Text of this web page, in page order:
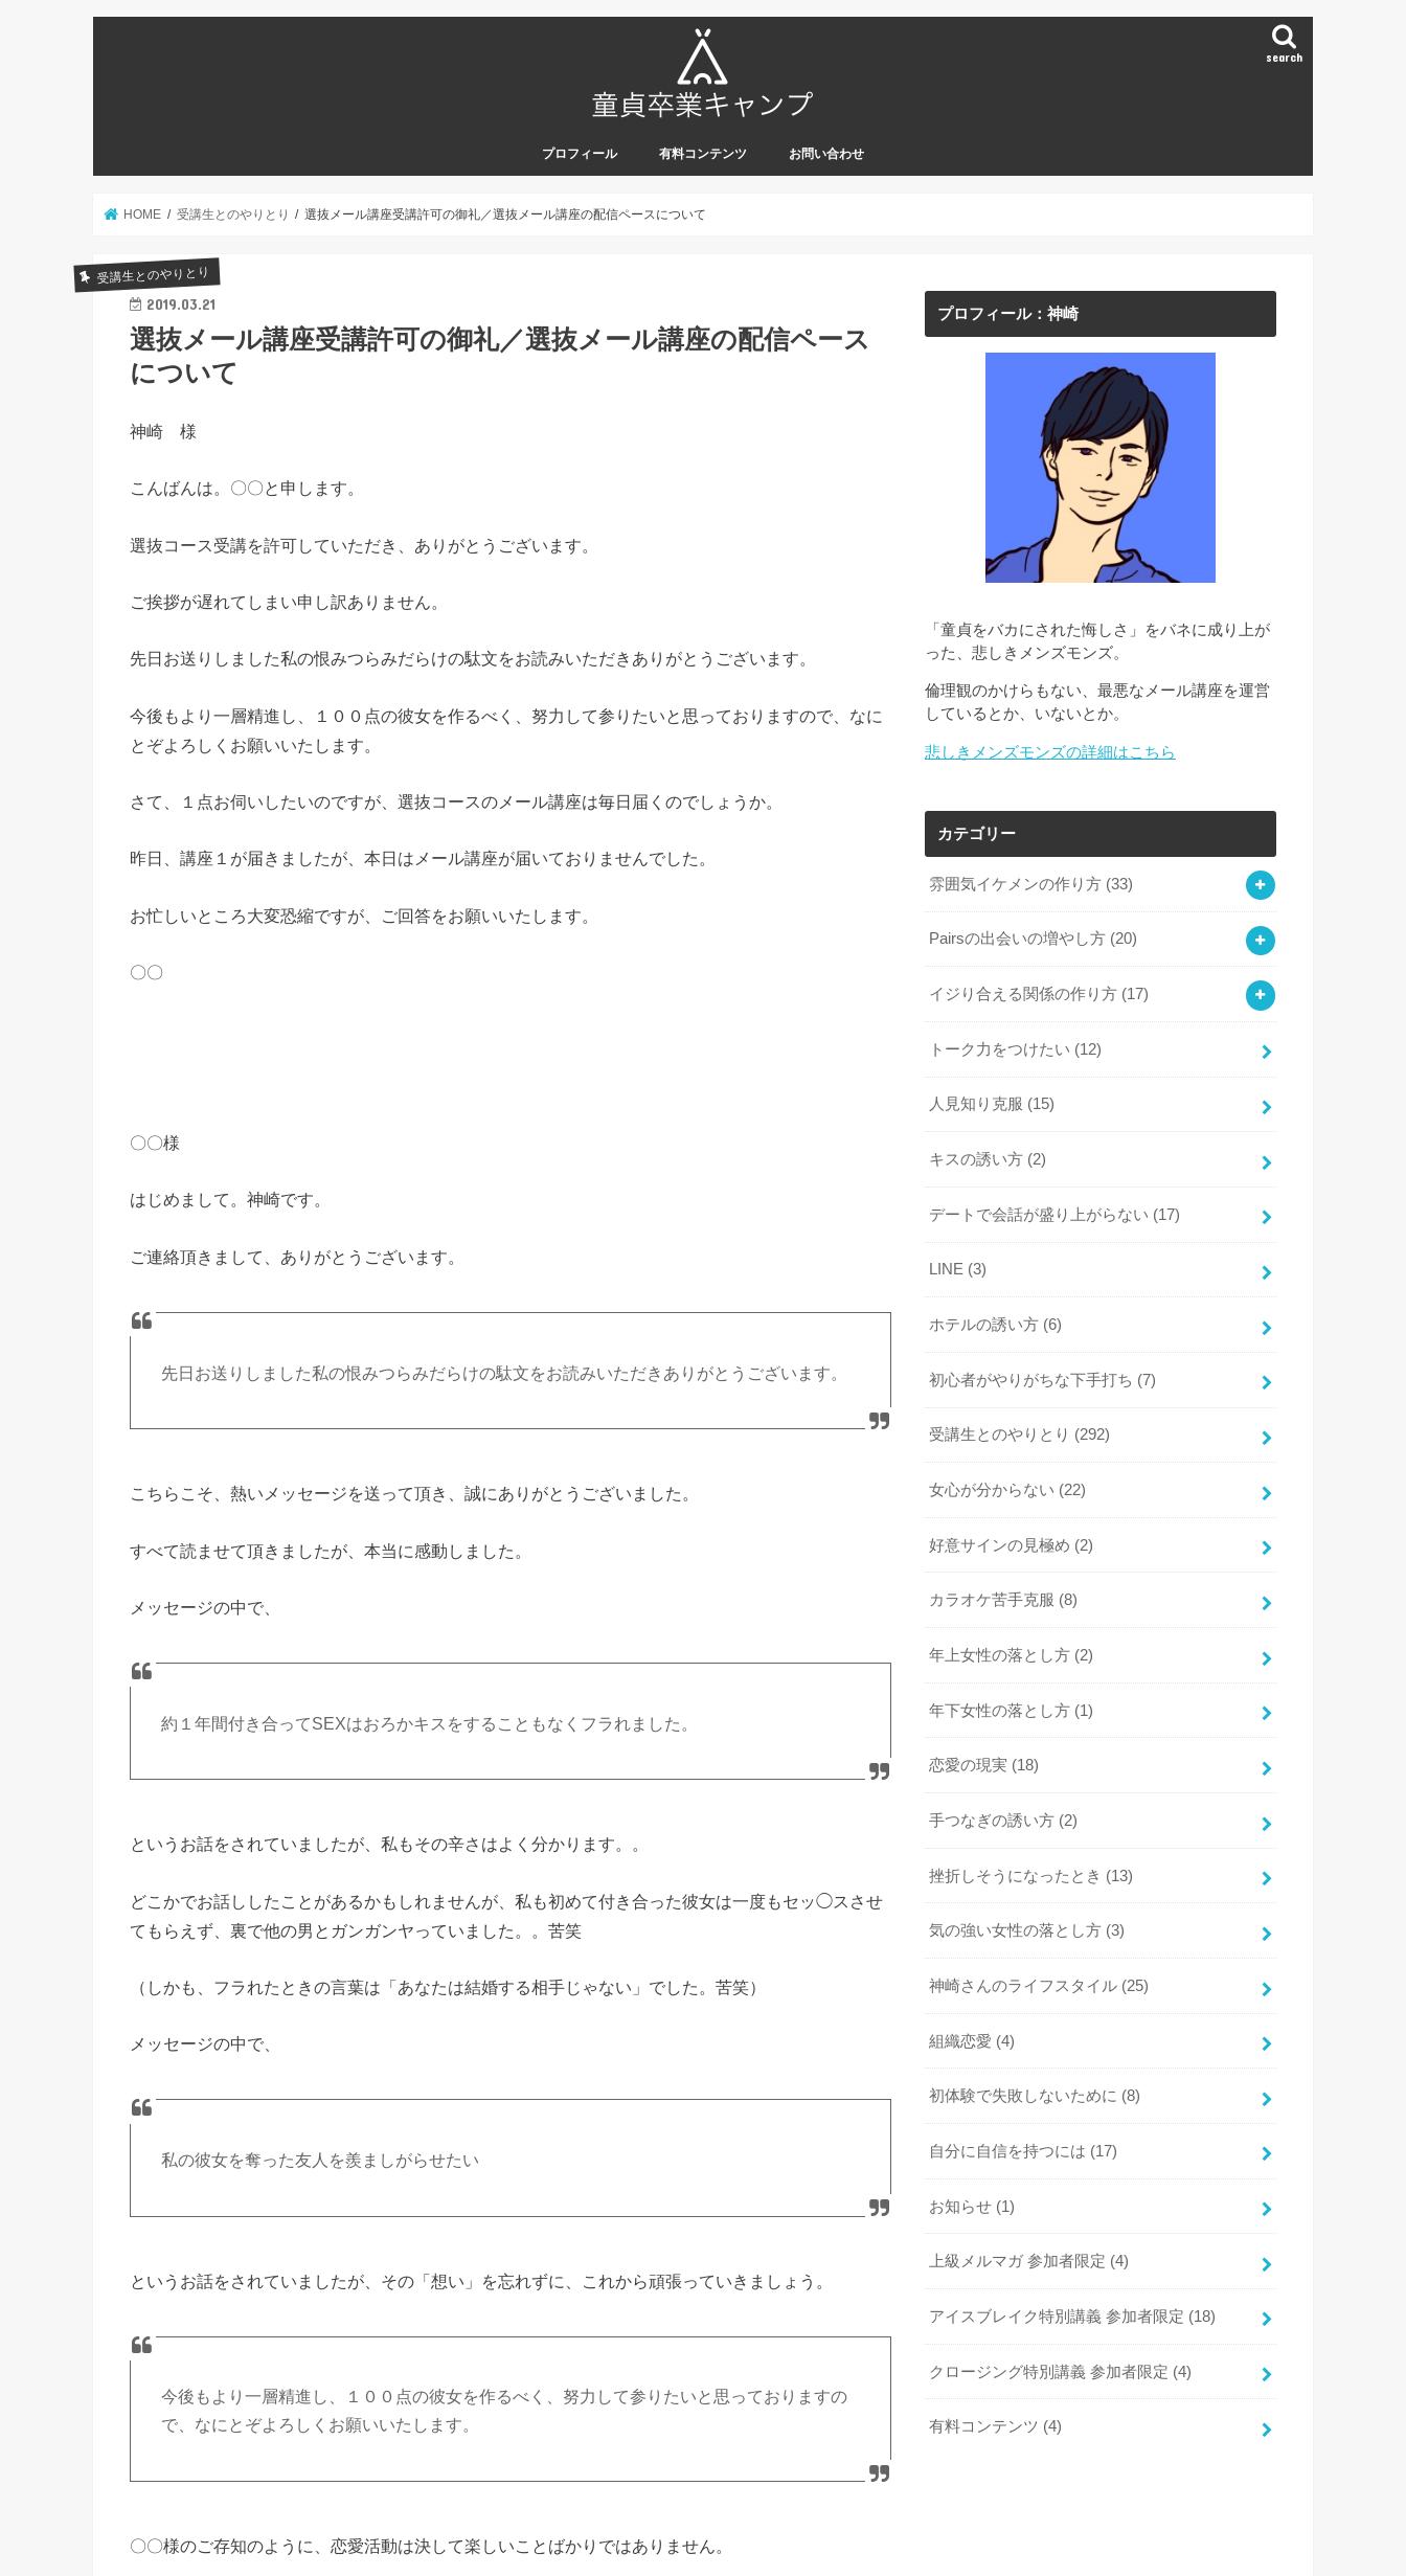
search
プロフィール 有料コンテンツ お問い合わせ
HOME 受講生とのやりとり 選抜メール講座受講許可の御礼／選抜メール講座の配信ペースについて
受講生とのやりとり
2019.03.21
選抜メール講座受講許可の御礼／選抜メール講座の配信ペース
について
神崎 様
こんばんは。〇〇と申します。
選抜コース受講を許可していただき、ありがとうございます。
ご挨拶が遅れてしまい申し訳ありません。
先日お送りしました私の恨みつらみだらけの駄文をお読みいただきありがとうございます。
今後もより一層精進し、１００点の彼女を作るべく、努力して参りたいと思っておりますので、なに
とぞよろしくお願いいたします。
さて、１点お伺いしたいのですが、選抜コースのメール講座は毎日届くのでしょうか。
昨日、講座１が届きましたが、本日はメール講座が届いておりませんでした。
お忙しいところ大変恐縮ですが、ご回答をお願いいたします。
〇〇
〇〇様
はじめまして。神崎です。
ご連絡頂きまして、ありがとうございます。
先日お送りしました私の恨みつらみだらけの駄文をお読みいただきありがとうございます。
こちらこそ、熱いメッセージを送って頂き、誠にありがとうございました。
すべて読ませて頂きましたが、本当に感動しました。
メッセージの中で、
約１年間付き合ってSEXはおろかキスをすることもなくフラれました。
というお話をされていましたが、私もその辛さはよく分かります。。
どこかでお話ししたことがあるかもしれませんが、私も初めて付き合った彼女は一度もセッ◯スさせ
てもらえず、裏で他の男とガンガンヤっていました。。苦笑
（しかも、フラれたときの言葉は「あなたは結婚する相手じゃない」でした。苦笑）
メッセージの中で、
私の彼女を奪った友人を羨ましがらせたい
というお話をされていましたが、その「想い」を忘れずに、これから頑張っていきましょう。
今後もより一層精進し、１００点の彼女を作るべく、努力して参りたいと思っておりますの
で、なにとぞよろしくお願いいたします。
〇〇様のご存知のように、恋愛活動は決して楽しいことばかりではありません。
プロフィール：神崎
「童貞をバカにされた悔しさ」をバネに成り上が
った、悲しきメンズモンズ。
倫理観のかけらもない、最悪なメール講座を運営
しているとか、いないとか。
悲しきメンズモンズの詳細はこちら
カテゴリー
雰囲気イケメンの作り方 (33)
Pairsの出会いの増やし方 (20)
イジり合える関係の作り方 (17)
トーク力をつけたい (12)
人見知り克服 (15)
キスの誘い方 (2)
デートで会話が盛り上がらない (17)
LINE (3)
ホテルの誘い方 (6)
初心者がやりがちな下手打ち (7)
受講生とのやりとり (292)
女心が分からない (22)
好意サインの見極め (2)
カラオケ苦手克服 (8)
年上女性の落とし方 (2)
年下女性の落とし方 (1)
恋愛の現実 (18)
手つなぎの誘い方 (2)
挫折しそうになったとき (13)
気の強い女性の落とし方 (3)
神崎さんのライフスタイル (25)
組織恋愛 (4)
初体験で失敗しないために (8)
自分に自信を持つには (17)
お知らせ (1)
上級メルマガ 参加者限定 (4)
アイスブレイク特別講義 参加者限定 (18)
クロージング特別講義 参加者限定 (4)
有料コンテンツ (4)